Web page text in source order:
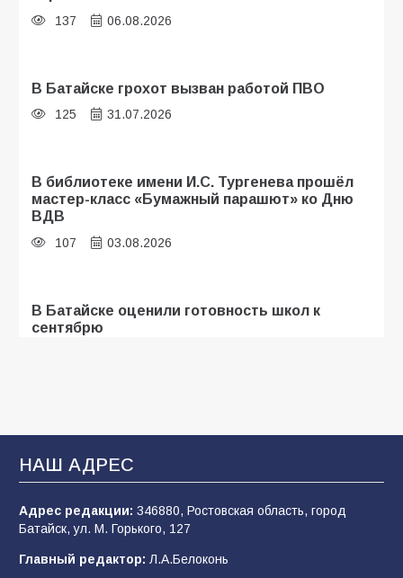
137 06.08.2026
В Батайске грохот вызван работой ПВО
125 31.07.2026
В библиотеке имени И.С. Тургенева прошёл
мастер-класс «Бумажный парашют» ко Дню
ВДВ
107 03.08.2026
В Батайске оценили готовность школ к
сентябрю
образовательного кластера
106 05.08.2026
«Мобилизация или набор?» Что на самом
деле происходит в армии России в августе
2026 года
НАШ АДРЕС
Адрес редакции: 346880, Ростовская область, город
Батайск, ул. М. Горького, 127
Главный редактор: Л.А.Белоконь